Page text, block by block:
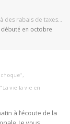
des rabais de taxes…
en octobre
,
"La vie la vie en
à l’écoute de la